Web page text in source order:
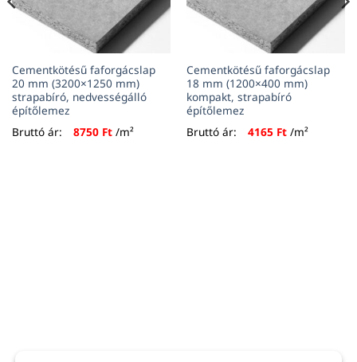
Cementkötésű faforgácslap
20 mm (3200×1250 mm)
strapabíró, nedvességálló
építőlemez
Bruttó ár:
8750 Ft/m²
Cementkötésű faforgácslap
18 mm (1200×400 mm)
kompakt, strapabíró
építőlemez
Bruttó ár:
4165 Ft/m²